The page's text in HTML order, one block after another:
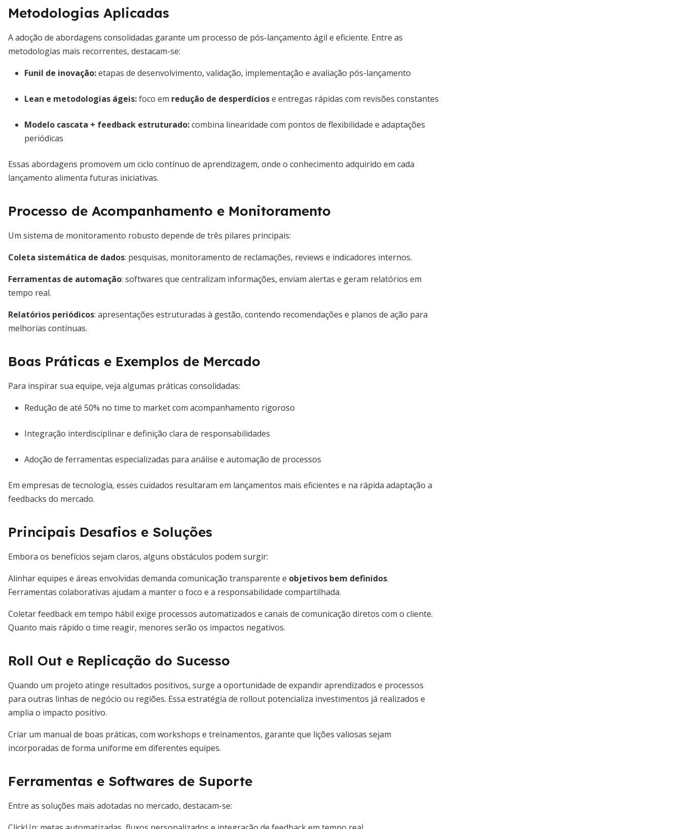
Metodologias Aplicadas
A adoção de abordagens consolidadas garante um processo de pós-lançamento ágil e eficiente. Entre as
metodologias mais recorrentes, destacam-se:
Funil de inovação:etapas de desenvolvimento, validação, implementação e avaliação pós-lançamento
Lean e metodologias ágeis:foco em redução de desperdíciose entregas rápidas com revisões constantes
Modelo cascata + feedback estruturado:combina linearidade com pontos de flexibilidade e adaptações
periódicas
Essas abordagens promovem um ciclo contínuo de aprendizagem, onde o conhecimento adquirido em cada
lançamento alimenta futuras iniciativas.
Processo de Acompanhamento e Monitoramento
Um sistema de monitoramento robusto depende de três pilares principais:
Coleta sistemática de dados: pesquisas, monitoramento de reclamações, reviews e indicadores internos.
Ferramentas de automação: softwares que centralizam informações, enviam alertas e geram relatórios em
tempo real.
Relatórios periódicos: apresentações estruturadas à gestão, contendo recomendações e planos de ação para
melhorias contínuas.
Boas Práticas e Exemplos de Mercado
Para inspirar sua equipe, veja algumas práticas consolidadas:
Redução de até 50% no time to market com acompanhamento rigoroso
Integração interdisciplinar e definição clara de responsabilidades
Adoção de ferramentas especializadas para análise e automação de processos
Em empresas de tecnologia, esses cuidados resultaram em lançamentos mais eficientes e na rápida adaptação a
feedbacks do mercado.
Principais Desafios e Soluções
Embora os benefícios sejam claros, alguns obstáculos podem surgir:
Alinhar equipes e áreas envolvidas demanda comunicação transparente e objetivos bem definidos.
Ferramentas colaborativas ajudam a manter o foco e a responsabilidade compartilhada.
Coletar feedback em tempo hábil exige processos automatizados e canais de comunicação diretos com o cliente.
Quanto mais rápido o time reagir, menores serão os impactos negativos.
Roll Out e Replicação do Sucesso
Quando um projeto atinge resultados positivos, surge a oportunidade de expandir aprendizados e processos
para outras linhas de negócio ou regiões. Essa estratégia de rollout potencializa investimentos já realizados e
amplia o impacto positivo.
Criar um manual de boas práticas, com workshops e treinamentos, garante que lições valiosas sejam
incorporadas de forma uniforme em diferentes equipes.
Ferramentas e Softwares de Suporte
Entre as soluções mais adotadas no mercado, destacam-se: